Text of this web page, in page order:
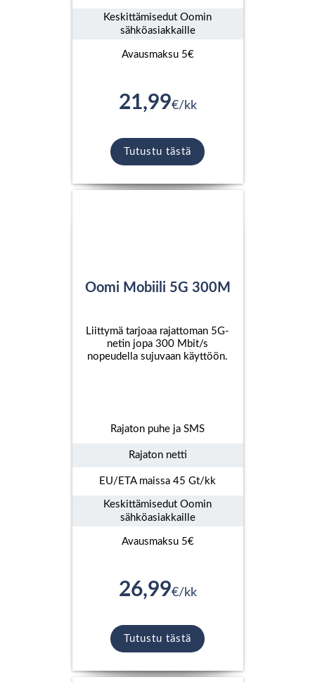
Keskittämisedut Oomin
sähköasiakkaille
Avausmaksu 5€
21,99€/kk
Tutustu tästä
Oomi Mobiili 5G 300M
Liittymä tarjoaa rajattoman 5G-
netin jopa 300 Mbit/s
nopeudella sujuvaan käyttöön.
Rajaton puhe ja SMS
Rajaton netti
EU/ETA maissa 45 Gt/kk
Keskittämisedut Oomin
sähköasiakkaille
Avausmaksu 5€
26,99€/kk
Tutustu tästä